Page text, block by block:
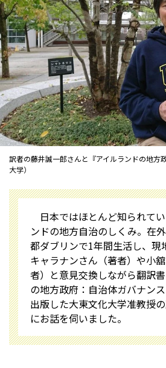
訳者の藤井誠一郎さんと『アイルランドの地方
大学）
日本ではほとんど知られて
ンドの地方自治のしくみ。在
都ダブリンで1年間生活し、現
キャラナンさん（著者）や小
者）と意見交換しながら翻訳
の地方政府：自治体ガバナン
出版した大東文化大学准教授
にお話を伺いました。